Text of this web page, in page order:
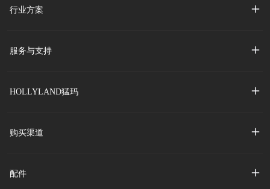
行业方案
服务与支持
HOLLYLAND猛玛
购买渠道
配件